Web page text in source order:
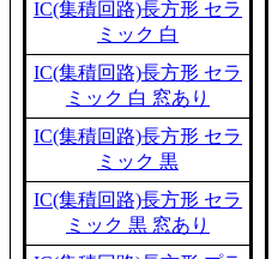
IC(集積回路)長方形 セラ
ミック 白
IC(集積回路)長方形 セラ
ミック 白 窓あり
IC(集積回路)長方形 セラ
ミック 黒
IC(集積回路)長方形 セラ
ミック 黒 窓あり